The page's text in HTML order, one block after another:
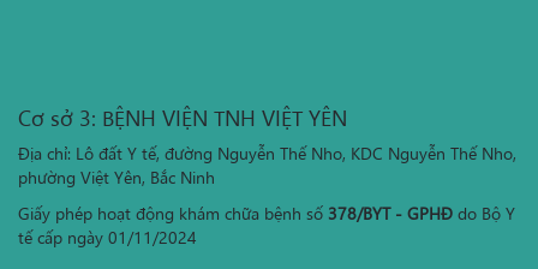
Cơ sở 3: BỆNH VIỆN TNH VIỆT YÊN
Địa chỉ: Lô đất Y tế, đường Nguyễn Thế Nho, KDC Nguyễn Thế Nho,
phường Việt Yên, Bắc Ninh
Giấy phép hoạt động khám chữa bệnh số 378/BYT - GPHĐ do Bộ Y
tế cấp ngày 01/11/2024